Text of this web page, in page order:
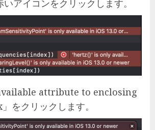
アイコンをクリックします。
attribute to enclosing
をクリックします。